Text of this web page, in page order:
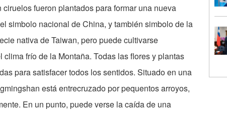
fueron plantados para formar una nueva
simbolo nacional de China, y también simbolo de la
nativa de Taiwan, pero puede cultivarse
frío de la Montaña. Todas las flores y plantas
para satisfacer todos los sentidos. Situado en una
está entrecruzado por pequentos arroyos,
En un punto, puede verse la caída de una